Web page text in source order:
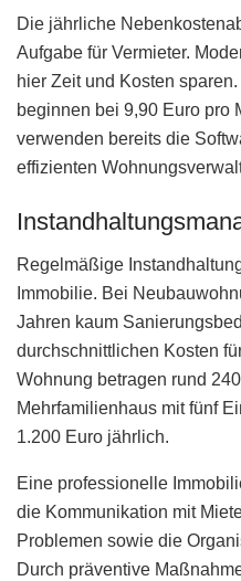
Die jährliche
Aufgabe für Vermieter.
hier Zeit und Kosten
beginnen bei 9,90 Euro pro
verwenden bereits die
effizienten
Regelmäßige
Immobilie. Bei
Jahren kaum
durchschnittlichen Kosten
Wohnung betragen rund
Mehrfamilienhaus mit fünf
1.200 Euro jährlich.
Eine professionelle
die Kommunikation mit
Problemen sowie die
Durch präventive